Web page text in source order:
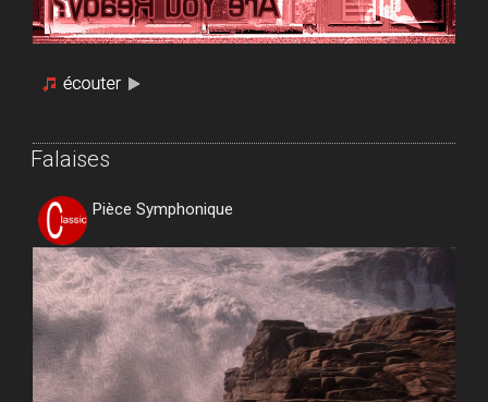
Falaises
Pièce Symphonique